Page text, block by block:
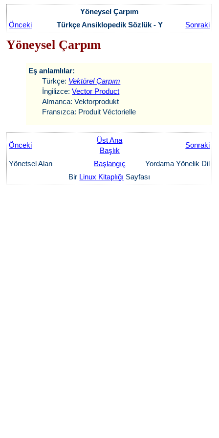
Yöneysel Çarpım
Önceki
Türkçe Ansiklopedik Sözlük - Y Sonraki
Yöneysel Çarpım
Eş anlamlılar:
Türkçe: Vektörel Çarpım
İngilizce:Vector Product
Almanca: Vektorprodukt
Fransızca: Produit Véctorielle
Önceki
Üst Ana
Başlık
Sonraki
Yönetsel Alan Başlangıç
Yordama Yönelik Dil
Bir Linux Kitaplığı Sayfası